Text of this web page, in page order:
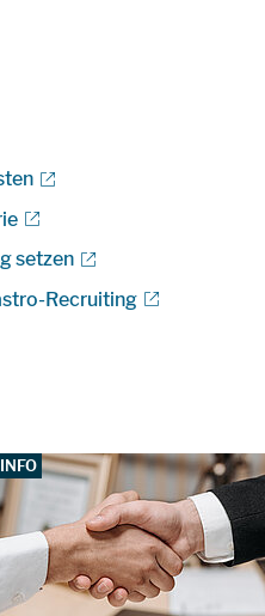
setzen
Recruiting